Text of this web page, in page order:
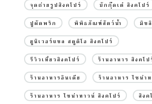
จุดถ่ายรูปสิงคโปร์ บักกุ๊ดเต๋ สิงคโปร์
ปูผัดพริก พิพิธภัณฑ์สัตว์น้ำ มิช
ยูนิเวอร์แซล สตูดิโอ สิงคโปร์
รีวิวเที่ยวสิงคโปร์ ร้านอาหาร สิงคโป
ร้านอาหารอินเดีย ร้านอาหาร ไชน่า
ร้านอาหาร ไชน่าทาวน์ สิงคโปร์ สิงค